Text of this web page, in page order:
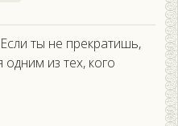
ты не прекратишь,
из тех, кого